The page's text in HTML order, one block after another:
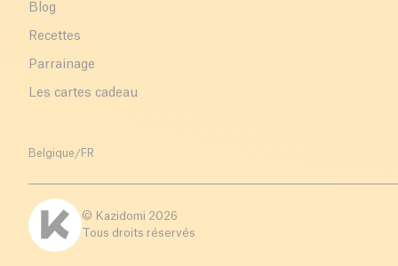
Blog
Recettes
Parrainage
Les cartes cadeau
Belgique /FR
© Kazidomi 2026
Tous droits réservés